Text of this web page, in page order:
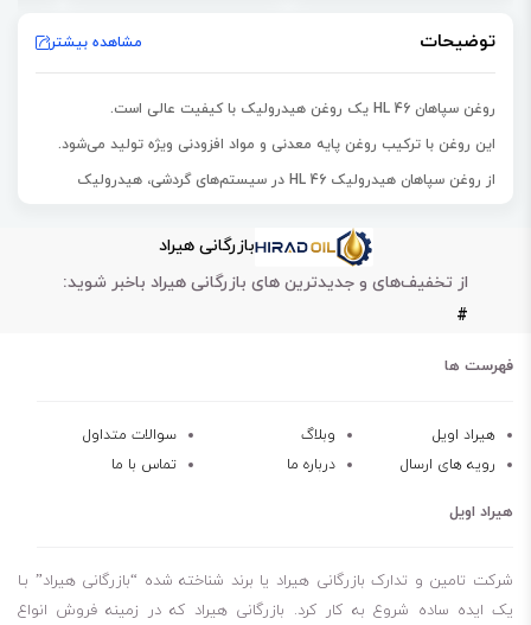
توضیحات مشاهده بیشتر
روغن سپاهان HL 46 یک روغن هیدرولیک با کیفیت عالی است.
این روغن با ترکیب روغن پایه معدنی و مواد افزودنی ویژه تولید می‌شود.
از روغن سپاهان هیدرولیک HL 46 در سیستم‌های گردشی، هیدرولیک
کمپرسورها استفاده می‌کنند.
این روغن به دلیل مواد افزودنی ویژه‌ای که دارد، از پایداری حرارتی و
اکسیداسیون عالی برخوردار است.
پایداری اکسیداسیون عالی
قابلیت جداپذیری آسان روغن از آب
فیلتراسیون عالی
بازرگانی هیراد
از تخفیف‌های و جدیدترین های بازرگانی هیراد باخبر شوید:
#
فهرست ها
هیراد اویل وبلاگ
سوالات متداول
رویه های ارسال
درباره ما تماس با ما
هیراد اویل
شرکت تامین و تدارک بازرگانی هیراد یا برند شناخته شده “بازرگانی هیراد” بـا
یک ایده ساده شروع به کار کرد. بازرگانی هیراد که در زمینه فروش انواع